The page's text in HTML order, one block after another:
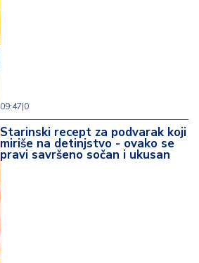
09:47|0
Starinski recept za podvarak koji
miriše na detinjstvo - ovako se
pravi savršeno sočan i ukusan